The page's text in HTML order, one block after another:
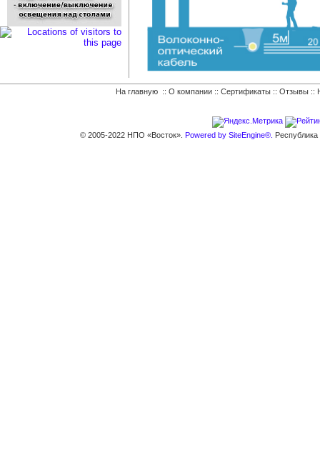
На главную :: О компании :: Сертификаты :: Отзывы ::
© 2005-2022 НПО «Восток». Powered by SiteEngine®.